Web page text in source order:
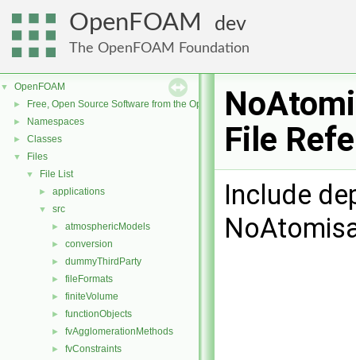
OpenFOAM dev
The OpenFOAM Foundation
▼ OpenFOAM
► Free, Open Source Software from the OpenFOAM Foundation
► Namespaces
► Classes
▼ Files
▼ File List
► applications
▼ src
► atmosphericModels
► conversion
► dummyThirdParty
► fileFormats
► finiteVolume
► functionObjects
► fvAgglomerationMethods
► fvConstraints
File
Include